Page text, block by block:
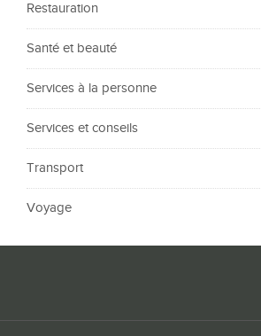
Restauration
Santé et beauté
Services à la personne
Services et conseils
Transport
Voyage